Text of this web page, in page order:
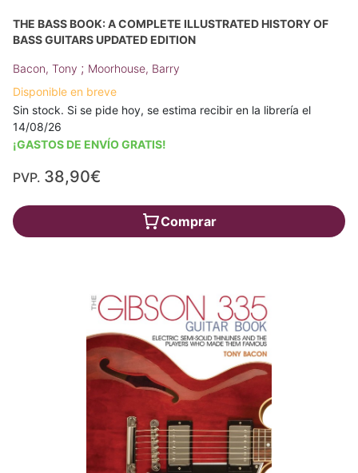
THE BASS BOOK: A COMPLETE ILLUSTRATED HISTORY OF
BASS GUITARS UPDATED EDITION
Bacon, Tony ; Moorhouse, Barry
Disponible en breve
Sin stock. Si se pide hoy, se estima recibir en la librería el
14/08/26
¡GASTOS DE ENVÍO GRATIS!
PVP. 38,90€
Comprar